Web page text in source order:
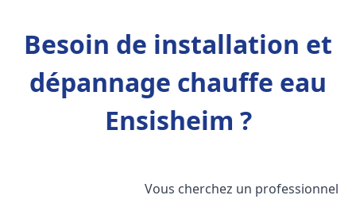
Besoin de installation et
dépannage chauffe eau
Ensisheim ?
Vous cherchez un professionnel